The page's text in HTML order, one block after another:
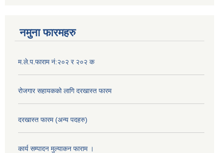
नमुना फारमहरु
म.ले.प.फाराम नं:२०२ र २०२ क
रोजगार सहायकको लागि दरखास्त फारम
दरखास्त फारम (अन्य पदहरु)
कार्य सम्पादन मुल्याक‌न फाराम ।